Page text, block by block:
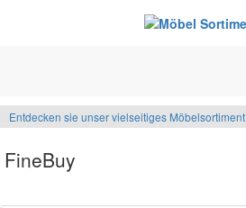
Entdecken sie unser vielseitiges Möbelsortiment
FineBuy